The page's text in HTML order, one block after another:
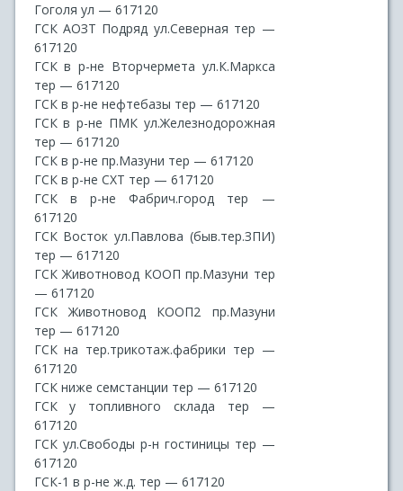
Гоголя ул — 617120
ГСК АОЗТ Подряд ул.Северная тер —
617120
ГСК в р-не Вторчермета ул.К.Маркса
тер — 617120
ГСК в р-не нефтебазы тер — 617120
ГСК в р-не ПМК ул.Железнодорожная
тер — 617120
ГСК в р-не пр.Мазуни тер — 617120
ГСК в р-не СХТ тер — 617120
ГСК в р-не Фабрич.город тер —
617120
ГСК Восток ул.Павлова (быв.тер.ЗПИ)
тер — 617120
ГСК Животновод КООП пр.Мазуни тер
— 617120
ГСК Животновод КООП2 пр.Мазуни
тер — 617120
ГСК на тер.трикотаж.фабрики тер —
617120
ГСК ниже семстанции тер — 617120
ГСК у топливного склада тер —
617120
ГСК ул.Свободы р-н гостиницы тер —
617120
ГСК-1 в р-не ж.д. тер — 617120